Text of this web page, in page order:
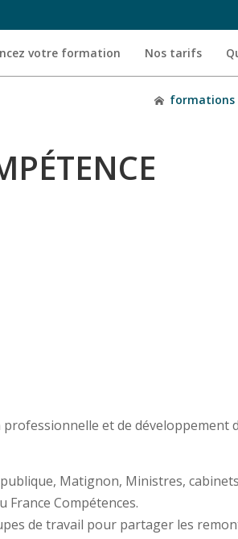
votre formation Nos tarifs
formations
et de développement
Matignon, Ministres,
Compétences.
de travail pour partager les